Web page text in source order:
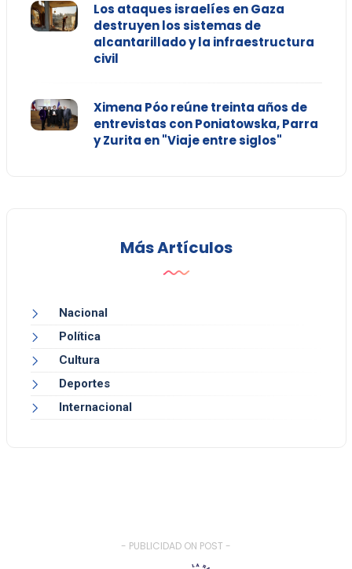
Los ataques israelíes en Gaza
destruyen los sistemas de
alcantarillado y la infraestructura
civil
Ximena Póo reúne treinta años de
entrevistas con Poniatowska, Parra
y Zurita en "Viaje entre siglos"
Más Artículos
Nacional
Política
Cultura
Deportes
Internacional
- PUBLICIDAD ON POST -